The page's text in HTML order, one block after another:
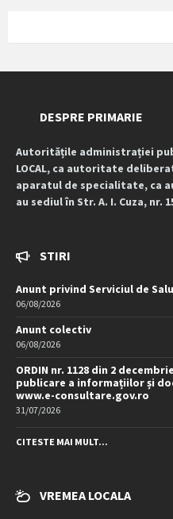
DESPRE PRIMARIE
Autoritățile administrației
LOCAL, ca autoritate
aparatul de specialitate, ca
au sediul în Str. A. I. Cuza, nr.
STIRI
Anunt privind Serviciul de
06/08/2026
Anunt colectiv
06/08/2026
ORDIN nr. 1128 din 2
publicare a informațiilor și
www.e-consultare.gov.ro
31/07/2026
CITESTE MAI MULT...
VREMEA LOCALA